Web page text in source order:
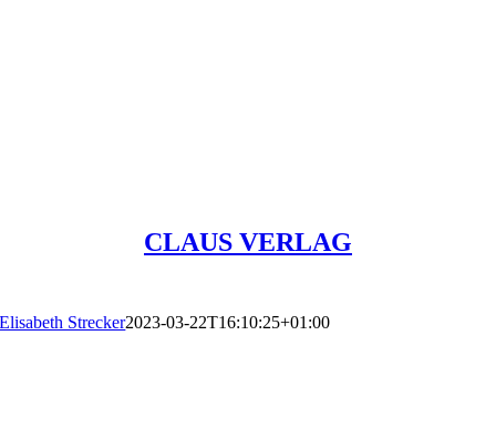
CLAUS VERLAG
Elisabeth Strecker2023-03-22T16:10:25+01:00